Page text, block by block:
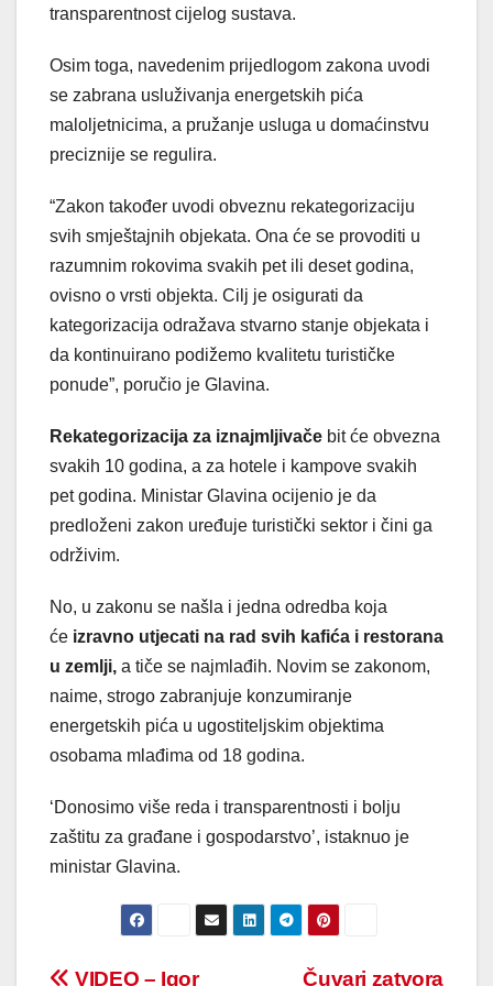
transparentnost cijelog sustava.
Osim toga, navedenim prijedlogom zakona uvodi
se zabrana usluživanja energetskih pića
maloljetnicima, a pružanje usluga u domaćinstvu
preciznije se regulira.
“Zakon također uvodi obveznu rekategorizaciju
svih smještajnih objekata. Ona će se provoditi u
razumnim rokovima svakih pet ili deset godina,
ovisno o vrsti objekta. Cilj je osigurati da
kategorizacija odražava stvarno stanje objekata i
da kontinuirano podižemo kvalitetu turističke
ponude”, poručio je Glavina.
Rekategorizacija za iznajmljivače bit će obvezna
svakih 10 godina, a za hotele i kampove svakih
pet godina. Ministar Glavina ocijenio je da
predloženi zakon uređuje turistički sektor i čini ga
održivim.
No, u zakonu se našla i jedna odredba koja
će izravno utjecati na rad svih kafića i restorana
u zemlji, a tiče se najmlađih. Novim se zakonom,
naime, strogo zabranjuje konzumiranje
energetskih pića u ugostiteljskim objektima
osobama mlađima od 18 godina.
‘Donosimo više reda i transparentnosti i bolju
zaštitu za građane i gospodarstvo’, istaknuo je
ministar Glavina.
Čuvari zatvora
VIDEO – Igor